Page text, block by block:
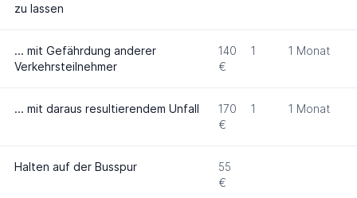
zu lassen
... mit Gefähr­dung anderer
Verkehrs­teilnehmer
140
€
1 1 Monat
... mit daraus resul­tieren­dem Unfall
170
€
1 1 Monat
Hal­ten auf der Bus­spur
55
€